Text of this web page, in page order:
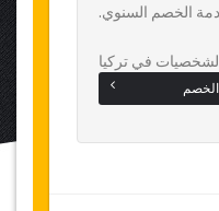
الخصم السنوي.
في تركيا